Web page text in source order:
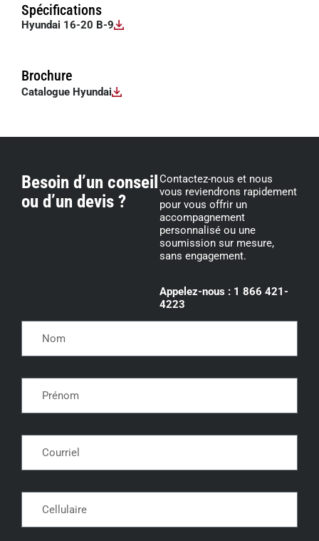
Spécifications
Hyundai 16-20 B-9
Brochure
Catalogue Hyundai
Besoin d’un conseil
ou d’un devis ?
Contactez-nous et nous
vous reviendrons rapidement
pour vous offrir un
accompagnement
personnalisé ou une
soumission sur mesure,
sans engagement.
Appelez-nous : 1 866 421-
4223